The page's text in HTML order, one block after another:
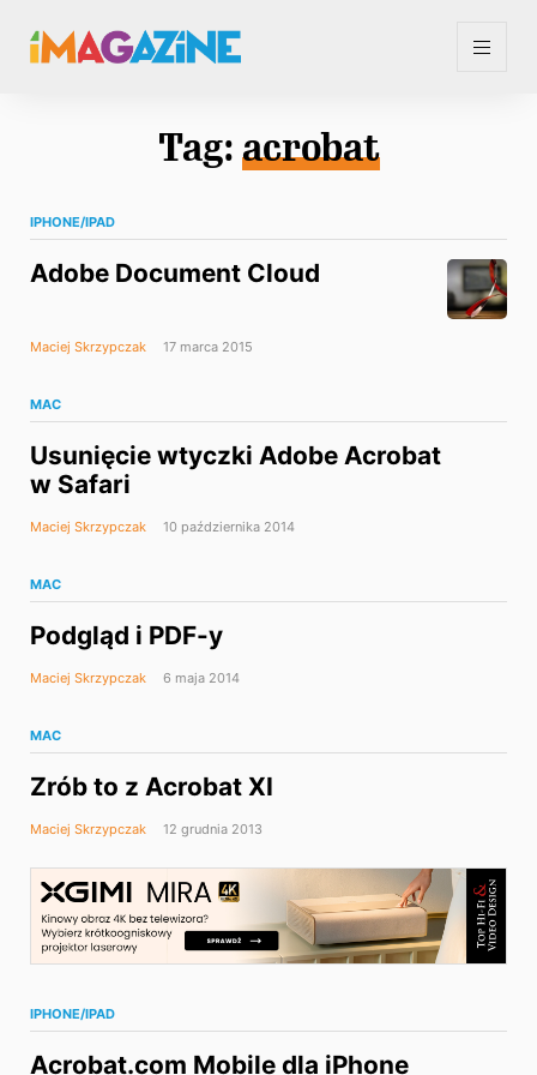
Tag: acrobat
IPHONE/IPAD
Adobe Document Cloud
Maciej Skrzypczak 17 marca 2015
MAC
Usunięcie wtyczki Adobe Acrobat
w Safari
Maciej Skrzypczak 10 października 2014
MAC
Podgląd i PDF-y
Maciej Skrzypczak 6 maja 2014
MAC
Zrób to z Acrobat XI
Maciej Skrzypczak 12 grudnia 2013
IPHONE/IPAD
Acrobat.com Mobile dla iPhone